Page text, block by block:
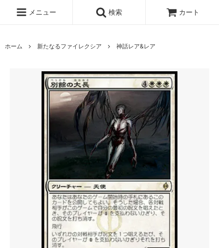
メニュー 検索 カート
ホーム 新たなるファイレクシア 神話レア&レア